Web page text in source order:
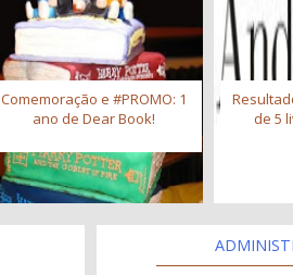
Comemoração e #PROMO: 1
ano de Dear Book!
de 5